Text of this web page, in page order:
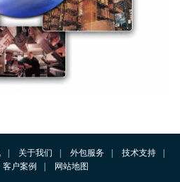
关于我们 外包服务 技术支持
客户案例 网站地图